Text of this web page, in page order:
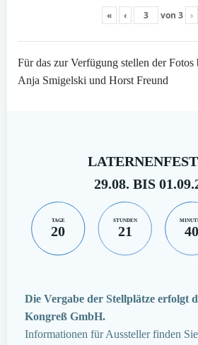
« ‹ von 3 ›
Für das zur Verfügung stellen der
Anja Smigelski und Horst Freund
29.08. BIS
TAGE
20
STUNDEN
21 40
Die Vergabe der Stellplätze erfolgt
Kongreß GmbH.
Informationen für Aussteller finden Sie